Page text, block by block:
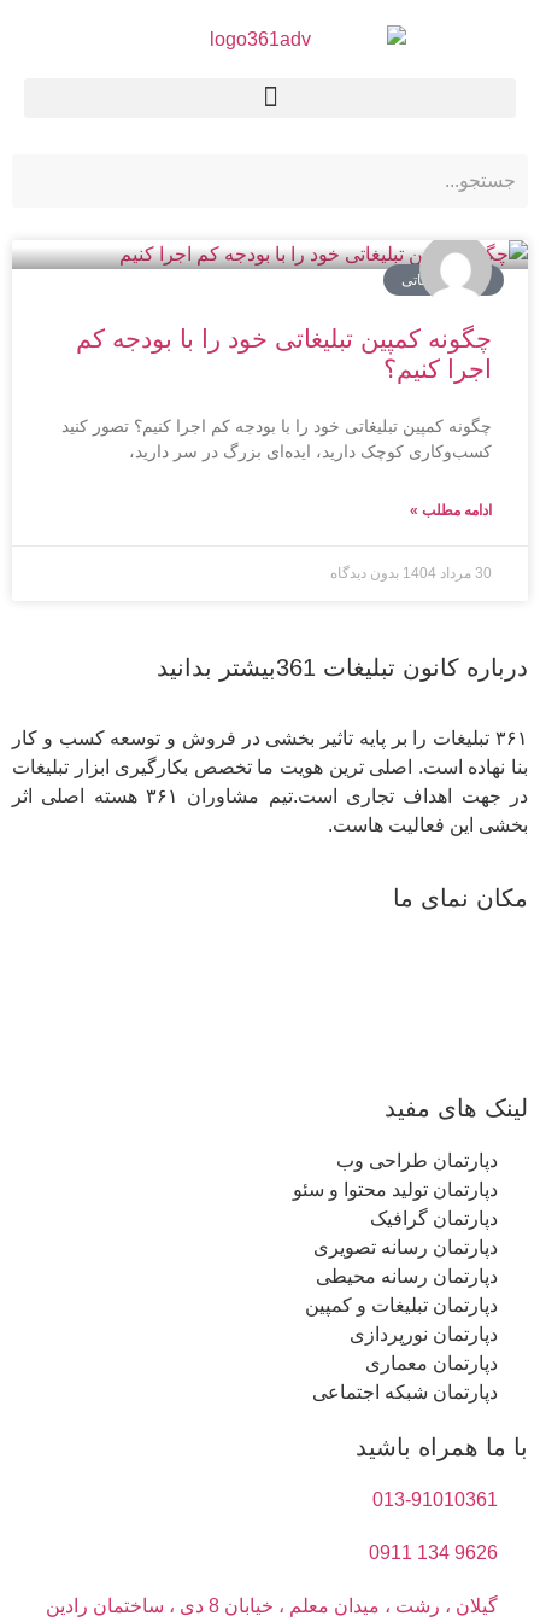
کمپین تبلیغاتی
چگونه کمپین تبلیغاتی خود را با بودجه کم
اجرا کنیم؟
چگونه کمپین تبلیغاتی خود را با بودجه کم اجرا کنیم؟ تصور کنید
کسب‌وکاری کوچک دارید، ایده‌ای بزرگ در سر دارید،
ادامه مطلب »
30 مرداد 1404 بدون دیدگاه
درباره کانون تبلیغات 361بیشتر بدانید
۳۶۱ تبلیغات را بر پایه تاثیر بخشی در فروش و توسعه کسب و کار
بنا نهاده است. اصلی ترین هویت ما تخصص بکارگیری ابزار تبلیغات
در جهت اهداف تجاری است.تیم مشاوران ۳۶۱ هسته اصلی اثر
بخشی این فعالیت هاست.
مکان نمای ما
لینک های مفید
دپارتمان طراحی وب
دپارتمان تولید محتوا و سئو
دپارتمان گرافیک
دپارتمان رسانه تصویری
دپارتمان رسانه محیطی
دپارتمان تبلیغات و کمپین
دپارتمان نورپردازی
دپارتمان معماری
دپارتمان شبکه اجتماعی
با ما همراه باشید
013-91010361
9626 134 0911
گیلان ، رشت ، میدان معلم ، خیابان 8 دی ، ساختمان رادین